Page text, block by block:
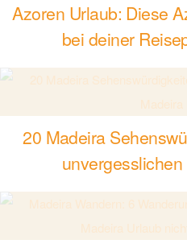
Azoren Urlaub: Diese
bei deiner
20 Madeira